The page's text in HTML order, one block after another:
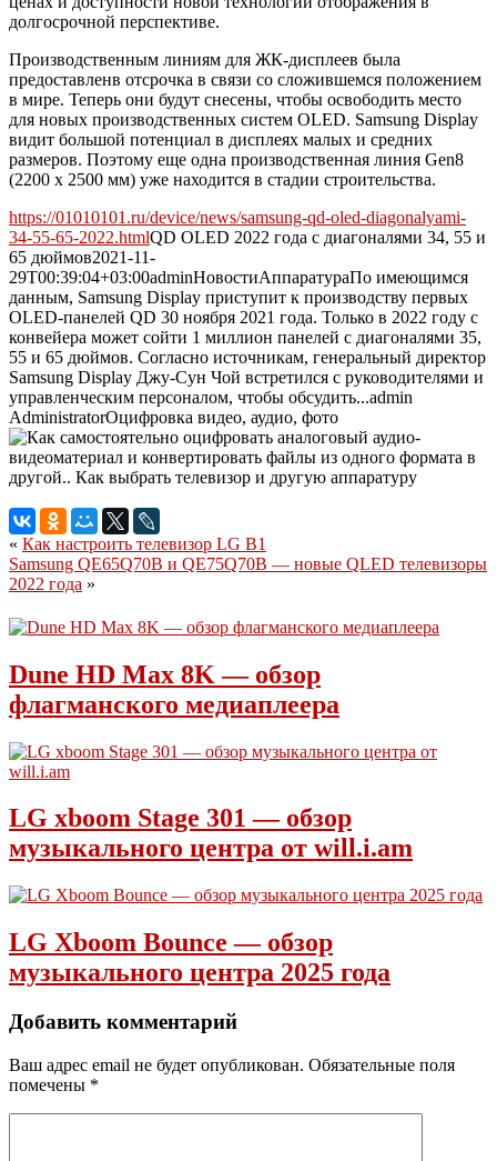
долгосрочной перспективе.
Производственным линиям для ЖК-дисплеев была
предоставленв отсрочка в связи со сложившемся положением
в мире. Теперь они будут снесены, чтобы освободить место
для новых производственных систем OLED. Samsung Display
видит большой потенциал в дисплеях малых и средних
размеров. Поэтому еще одна производственная линия Gen8
(2200 x 2500 мм) уже находится в стадии строительства.
https://01010101.ru/device/news/samsung-qd-oled-diagonalyami-
34-55-65-2022.htmlQD OLED 2022 года с диагоналями 34, 55 и
65 дюймов2021-11-
29T00:39:04+03:00adminНовостиАппаратураПо имеющимся
данным, Samsung Display приступит к производству первых
OLED-панелей QD 30 ноября 2021 года. Только в 2022 году с
конвейера может сойти 1 миллион панелей с диагоналями 35,
55 и 65 дюймов. Согласно источникам, генеральный директор
Samsung Display Джу-Сун Чой встретился с руководителями и
управленческим персоналом, чтобы обсудить...admin
AdministratorОцифровка видео, аудио, фото
« Как настроить телевизор LG B1
Samsung QE65Q70B и QE75Q70B — новые QLED телевизоры
2022 года »
Dune HD Max 8K — обзор
флагманского медиаплеера
LG xboom Stage 301 — обзор
музыкального центра от will.i.am
LG Xboom Bounce — обзор
музыкального центра 2025 года
Добавить комментарий
Ваш адрес email не будет опубликован. Обязательные поля
помечены *